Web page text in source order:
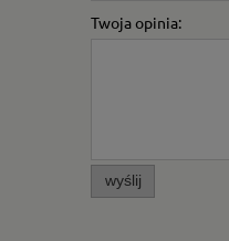
Twoja opinia:
wyślij